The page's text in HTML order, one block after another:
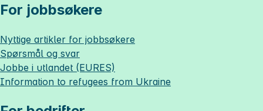
For jobbsøkere
Nyttige artikler for jobbsøkere
Spørsmål og svar
Jobbe i utlandet (EURES)
Information to refugees from Ukraine